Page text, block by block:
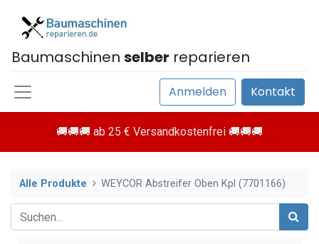
Baumaschinen selber reparieren
Anmelden Kontakt
🚚🚚🚚 ab 25 € Versandkostenfrei 🚚🚚🚚
Alle Produkte WEYCOR Abstreifer Oben Kpl (7701166)